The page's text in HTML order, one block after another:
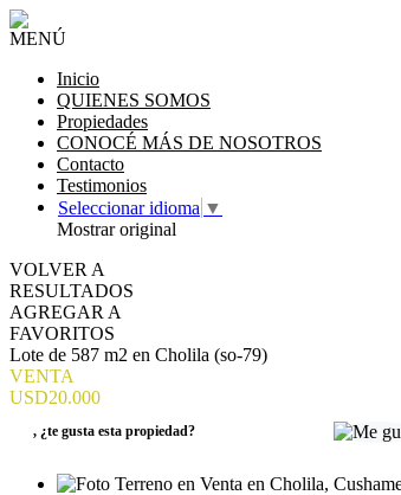
MENÚ
Inicio
QUIENES SOMOS
Propiedades
CONOCÉ MÁS DE NOSOTROS
Contacto
Testimonios
Seleccionar idioma ▼
Mostrar original
VOLVER A
RESULTADOS
AGREGAR A
FAVORITOS
Lote de 587 m2 en Cholila (so-79)
VENTA
USD20.000
, ¿te gusta esta propiedad?